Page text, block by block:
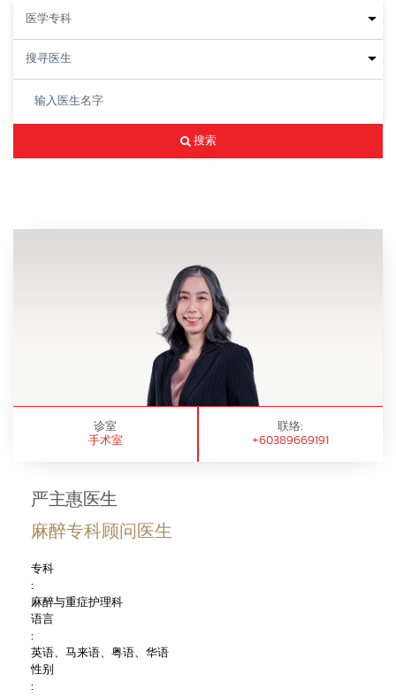
搜索
诊室
手术室
联络:
+60389669191
严主惠医生
麻醉专科顾问医生
专科
:
麻醉与重症护理科
语言
:
英语、马来语、粤语、华语
性别
: